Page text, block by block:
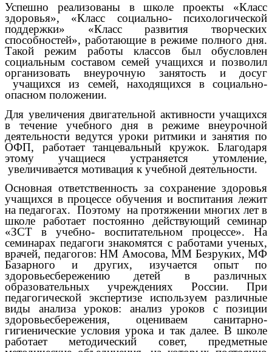
Успешно реализованы в школе проекты «Класс
здоровья», «Класс социально- психологической
поддержки» «Класс развития творческих
способностей», работающие в режиме полного дня.
Такой режим работы классов был обусловлен
социальным составом семей учащихся и позволил
организовать внеурочную занятость и досуг
учащихся из семей, находящихся в социально-
опасном положении.
Для увеличения двигательной активности учащихся
в течение учебного дня в режиме внеурочной
деятельности ведутся уроки ритмики и занятия по
ОФП, работает танцевальный кружок. Благодаря
этому учащиеся устраняется утомление,
увеличивается мотивация к учебной деятельности.
Основная ответственность за сохранение здоровья
учащихся в процессе обучения и воспитания лежит
на педагогах. Поэтому на протяжении многих лет в
школе работает постоянно действующий семинар
«ЗСТ в учебно- воспитательном процессе». На
семинарах педагоги знакомятся с работами ученых,
врачей, педагогов: НМ Амосова, ММ Безруких, МФ
Базарного и других, изучается опыт по
здоровьесбережению детей в различных
образовательных учреждениях России. При
педагогической экспертизе используем различные
виды анализа уроков: анализ уроков с позиции
здоровьесбережения, оцениваем санитарно-
гигиенические условия урока и так далее. В школе
работает методический совет, предметные